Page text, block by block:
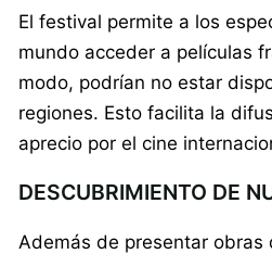
El festival permite a los
mundo acceder a películas
modo, podrían no estar
regiones. Esto facilita la
aprecio por el cine
DESCUBRIMIENTO DE
Además de presentar obras